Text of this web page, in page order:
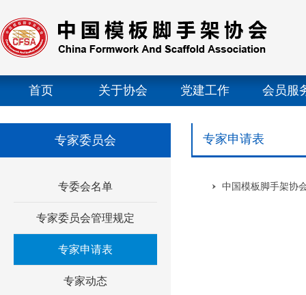
首页 关于协会 党建工作 会员服
专家委员会
专委会名单
专家委员会管理规定
专家申请表
专家动态
专家申请表
中国模板脚手架协